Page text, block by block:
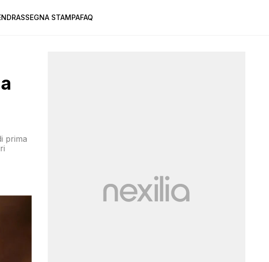
RASSEGNA STAMPAFAQ
prima